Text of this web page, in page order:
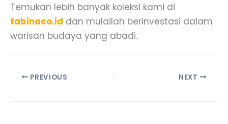
Temukan lebih banyak koleksi kami di
tabinaco.id dan mulailah berinvestasi dalam
warisan budaya yang abadi.
PREVIOUS NEXT